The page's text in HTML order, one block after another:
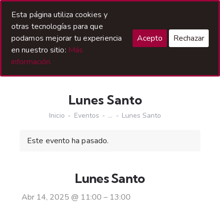
Lunes Santo
Inicio Eventos ... Lunes Santo
Este evento ha pasado.
Lunes Santo
Abr 14, 2025 @ 11:00 – 13:00
Esta página utiliza cookies y
otras tecnologías para que
podamos mejorar tu experiencia
en nuestro sitio: Más
información.
Acepto Rechazar